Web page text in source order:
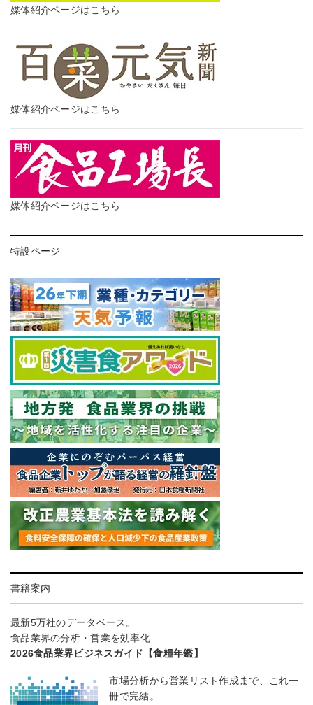
媒体紹介ページはこちら
媒体紹介ページはこちら
媒体紹介ページはこちら
特設ページ
書籍案内
最新5万社のデータベース。
食品業界の分析・営業を効率化
2026食品業界ビジネスガイド【食糧年鑑】
市場分析から営業リスト作成まで、これ一
冊で完結。